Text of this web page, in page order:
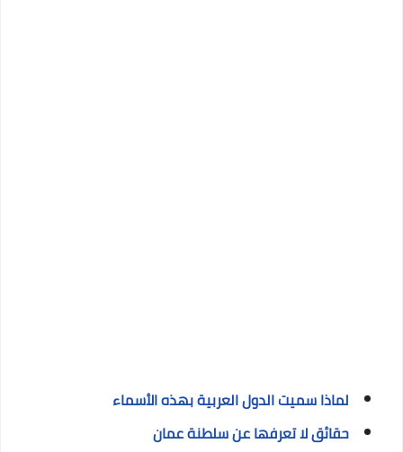
لماذا سميت الدول العربية بهذه الأسماء
حقائق لا تعرفها عن سلطنة عمان